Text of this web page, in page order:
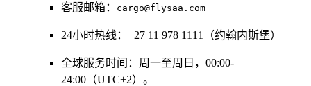
客服邮箱： cargo@flysaa.com
24小时热线：+27 11 978 1111（约翰内斯堡）
全球服务时间：周一至周日，00:00-
24:00（UTC+2）。